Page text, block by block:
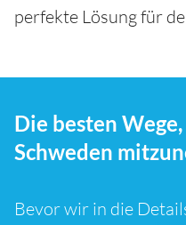
perfekte Lösung für
Die besten
Schweden
Bevor wir in die